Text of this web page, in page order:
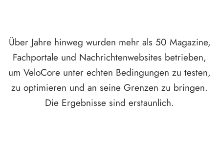
Über Jahre hinweg wurden mehr als 50 Magazine,
Fachportale und Nachrichtenwebsites betrieben,
um VeloCore unter echten Bedingungen zu testen,
zu optimieren und an seine Grenzen zu bringen.
Die Ergebnisse sind erstaunlich.